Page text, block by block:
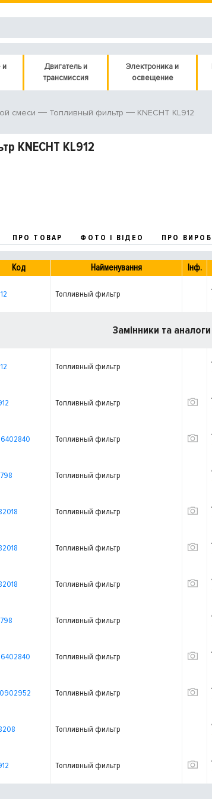
и
Двигатель и
трансмиссия
Электроника и
освещение
смеси Топливный фильтр KNECHT KL912
KNECHT KL912
ПРО ТОВАР ФОТО І ВІДЕО ПРО
Код Найменування Інф.
Топливный фильтр
Замінники та аналоги
Топливный фильтр
Топливный фильтр
Топливный фильтр
Топливный фильтр
Топливный фильтр
Топливный фильтр
Топливный фильтр
Топливный фильтр
Топливный фильтр
Топливный фильтр
Топливный фильтр
Топливный фильтр